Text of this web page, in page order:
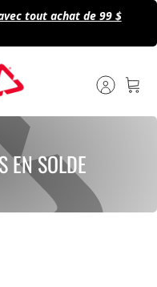
tout achat de 99 $
EN SOLDE